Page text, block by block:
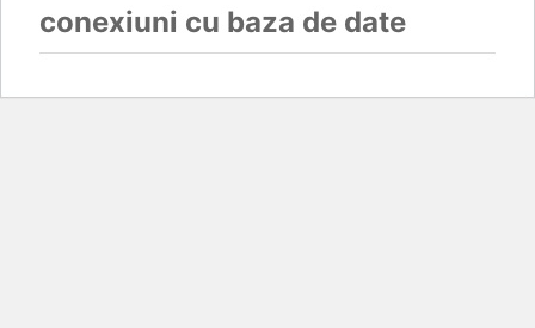
conexiuni cu baza de date